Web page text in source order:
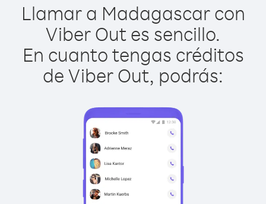
Llamar a Madagascar con
Viber Out es sencillo.
En cuanto tengas créditos
de Viber Out, podrás: